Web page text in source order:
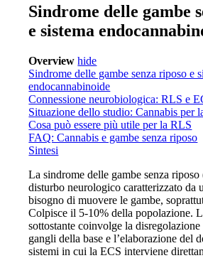
Sindrome delle gambe
e sistema
Overview hide
Sindrome delle gambe senza riposo e
endocannabinoide
Connessione neurobiologica: RLS e
Situazione dello studio: Cannabis per
Cosa può essere più utile per la RLS
FAQ: Cannabis e gambe senza riposo
Sintesi
La sindrome delle gambe senza
disturbo neurologico caratterizzato da
bisogno di muovere le gambe,
Colpisce il 5-10% della popolazione.
sottostante coinvolge la
gangli della base e l’elaborazione del
sistemi in cui la ECS interviene